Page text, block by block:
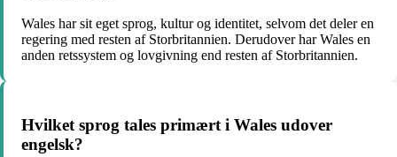
Wales har sit eget sprog, kultur og identitet, selvom det deler en
regering med resten af Storbritannien. Derudover har Wales en
anden retssystem og lovgivning end resten af Storbritannien.
Hvilket sprog tales primært i Wales udover
engelsk?